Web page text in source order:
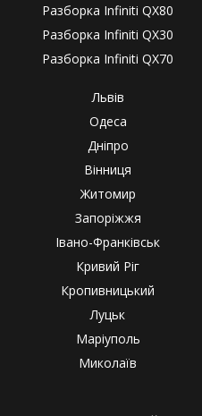
Разборка Infiniti QX80
Разборка Infiniti QX30
Разборка Infiniti QX70
Львів
Одеса
Дніпро
Вінниця
Житомир
Запоріжжя
Івано-Франківськ
Кривий Ріг
Кропивницький
Луцьк
Маріуполь
Миколаїв